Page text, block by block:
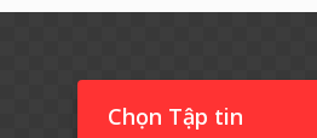
Chọn Tập tin